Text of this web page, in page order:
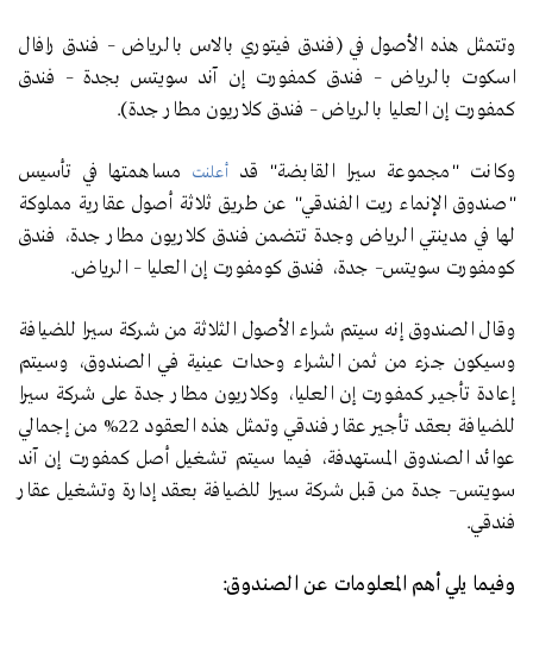
وتتمثل هذه الأصول في (فندق فيتوري بالاس بالرياض – فندق رافال
اسكوت بالرياض – فندق كمفورت إن آند سويتس بجدة – فندق
كمفورت إن العليا بالرياض – فندق كلاريون مطار جدة).
وكانت "مجموعة سيرا القابضة" قدأعلنت
مساهمتها في تأسيس
"صندوق الإنماء ريت الفندقي" عن طريق ثلاثة أصول عقارية مملوكة
لها في مدينتي الرياض وجدة تتضمن فندق كلاريون مطار جدة، فندق
كومفورت سويتس– جدة، فندق كومفورت إن العليا – الرياض.
وقال الصندوق إنه سيتم شراء الأصول الثلاثة من شـركة سـيرا للضيافة
وسـيكون جـزء من ثمن الشراء وحدات عينية فـي الصنـدوق، وسـيتم
إعادة تأجيـر كمفـورت إن العليا، وكلاريون مطار جدة على شركة سيرا
للضيافة بعقـد تأجير عقار فندقي وتمثل هذه العقود 22% مـن إجمالي
عوائد الصندوق المسـتهدفة، فيما سـيتم تشـغيل أصل كمفورت إن آند
سـويتس– جدة مـن قبل شركة سـيرا للضيافة بعقد إدارة وتشغيل عقار
فندقي.
وفيما يلي أهم المعلومات عن الصندوق: